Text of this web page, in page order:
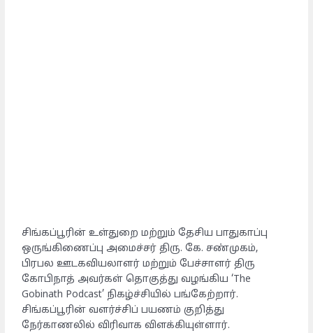
சிங்கப்பூரின் உள்துறை மற்றும் தேசிய பாதுகாப்பு
ஒருங்கிணைப்பு அமைச்சர் திரு. கே. சண்முகம்,
பிரபல ஊடகவியலாளர் மற்றும் பேச்சாளர் திரு
கோபிநாத் அவர்கள் தொகுத்து வழங்கிய ‘The
Gobinath Podcast’ நிகழ்ச்சியில் பங்கேற்றார்.
சிங்கப்பூரின் வளர்ச்சிப் பயணம் குறித்து
நேர்காணலில் விரிவாக விளக்கியுள்ளார்.